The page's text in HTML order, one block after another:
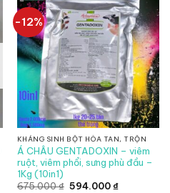
-12%
KHÁNG SINH BỘT HÒA TAN, TRỘN
Á CHÂU GENTADOXIN – viêm
ruột, viêm phổi, sưng phù đầu –
1Kg (10in1)
675.000₫ Giá
594.000₫Giá